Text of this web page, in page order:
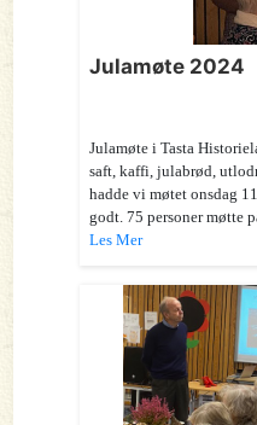
Julamøte 2024
Julamøte i Tasta
saft, kaffi, julabrød,
hadde vi møtet onsdag
godt. 75 personer møtte
Les Mer